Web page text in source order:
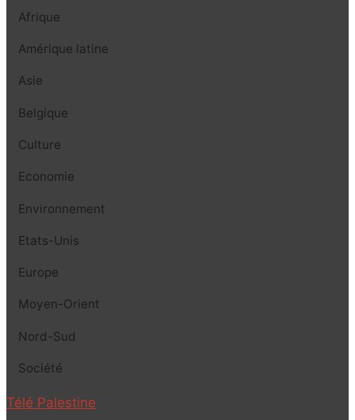
Afrique
Amérique latine
Asie
Belgique
Culture
Economie
Environnement
Etats-Unis
Europe
Moyen-Orient
Nord-Sud
Société
Télé Palestine